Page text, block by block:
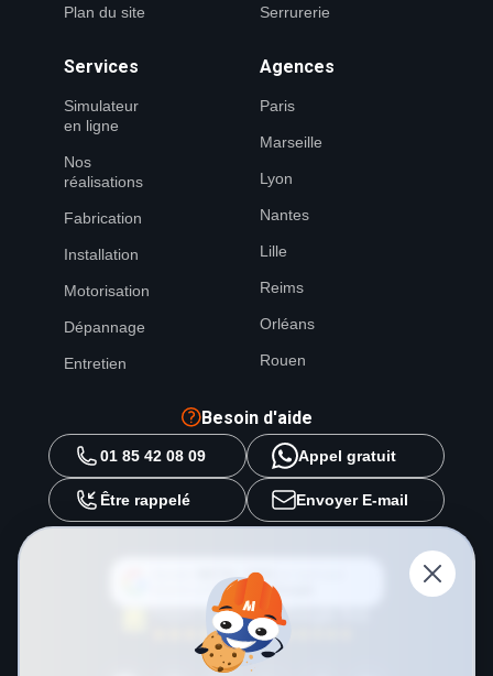
Plan du site Serrurerie
Services
Simulateur
en ligne
Nos
réalisations
Fabrication
Installation
Motorisation
Dépannage
Entretien
Agences
Paris
Marseille
Lyon
Nantes
Lille
Reims
Orléans
Rouen
Besoin d'aide
01 85 42 08 09 Appel gratuit
Être rappelé Envoyer E-mail
METAL 2000
source préférée surGoogle